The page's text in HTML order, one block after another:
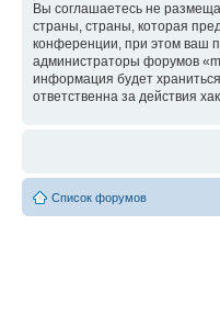
Вы соглашаетесь не
страны, страны, которая
конференции, при этом ваш
администраторы форумов
информация будет
ответственна за действия
Список форумов